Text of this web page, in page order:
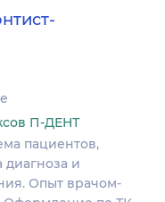
П-ДЕНТ
пациентов,
диагноза и
Опыт врачом-